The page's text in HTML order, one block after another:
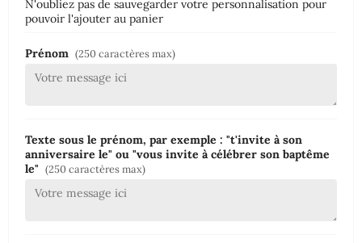
N'oubliez pas de sauvegarder votre personnalisation pour
pouvoir l'ajouter au panier
Prénom (250 caractères max)
Texte sous le prénom, par exemple : "t'invite à son
anniversaire le" ou "vous invite à célébrer son baptême
le" (250 caractères max)